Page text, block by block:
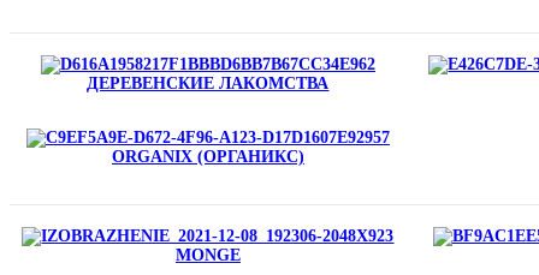
ДЕРЕВЕНСКИЕ ЛАКОМСТВА
ORGANIX (ОРГАНИКС)
MONGE